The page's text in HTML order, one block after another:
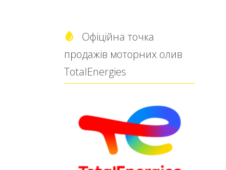

Офіційна точка
продажів моторних олив
TotalEnergies